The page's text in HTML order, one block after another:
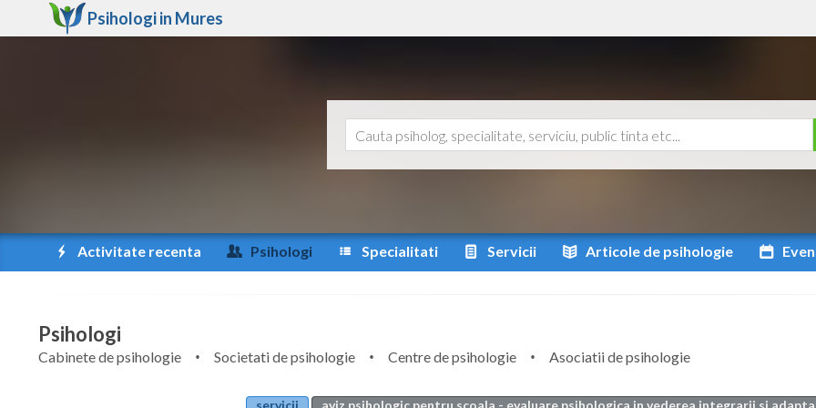
Psihologi in Mures
Activitate recenta Psihologi Specialitati Servicii Articole de psihologie
Psihologi
Cabinete de psihologie Societati de psihologie Centre de psihologie
Asociatii de psihologie
servicii
aviz psihologic pentru scoala - evaluare psihologica in vederea integrarii si